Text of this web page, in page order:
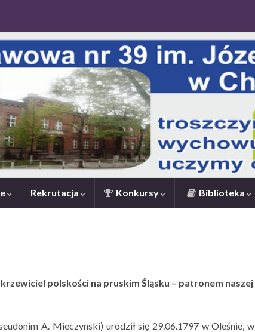
Rekrutacja Konkursy Biblioteka
polskości na pruskim Śląsku – patronem naszej
A. Mieczynski) urodził się 29.06.1797 w Oleśnie, w